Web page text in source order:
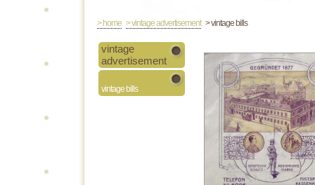
> home > vintage advertisement> vintage bills
vintage
advertisement
vintage bills